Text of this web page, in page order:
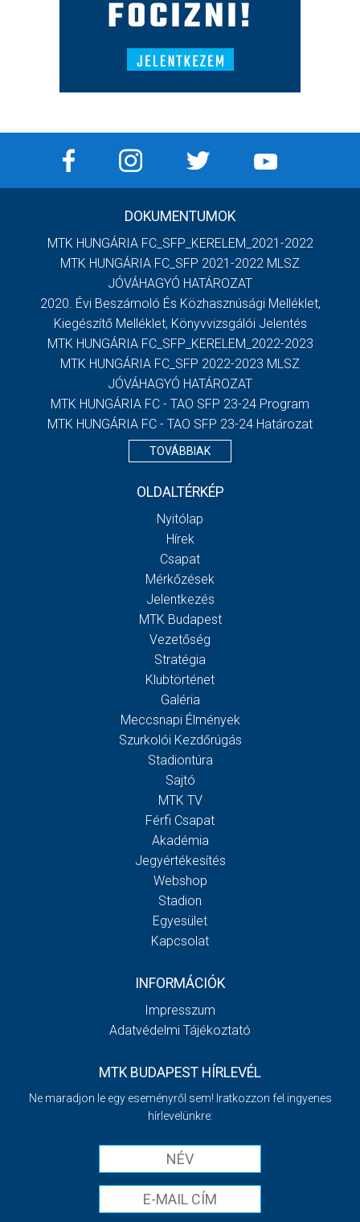
DOKUMENTUMOK
MTK HUNGÁRIA FC_SFP_KERELEM_2021-2022
MTK HUNGÁRIA FC_SFP 2021-2022 MLSZ
JÓVÁHAGYÓ HATÁROZAT
2020. Évi Beszámoló És Közhasznúsági Melléklet,
Kiegészítő Melléklet, Könyvvizsgálói Jelentés
MTK HUNGÁRIA FC_SFP_KERELEM_2022-2023
MTK HUNGÁRIA FC_SFP 2022-2023 MLSZ
JÓVÁHAGYÓ HATÁROZAT
MTK HUNGÁRIA FC - TAO SFP 23-24 Program
MTK HUNGÁRIA FC - TAO SFP 23-24 Határozat
TOVÁBBIAK
OLDALTÉRKÉP
Nyitólap
Hírek
Csapat
Mérkőzések
Jelentkezés
MTK Budapest
Vezetőség
Stratégia
Klubtörténet
Galéria
Meccsnapi Élmények
Szurkolói Kezdőrúgás
Stadiontúra
Sajtó
MTK TV
Férfi Csapat
Akadémia
Jegyértékesítés
Webshop
Stadion
Egyesület
Kapcsolat
INFORMÁCIÓK
Impresszum
Adatvédelmi Tájékoztató
MTK BUDAPEST HÍRLEVÉL
Ne maradjon le egy eseményről sem! Iratkozzon fel ingyenes
hírlevelünkre: